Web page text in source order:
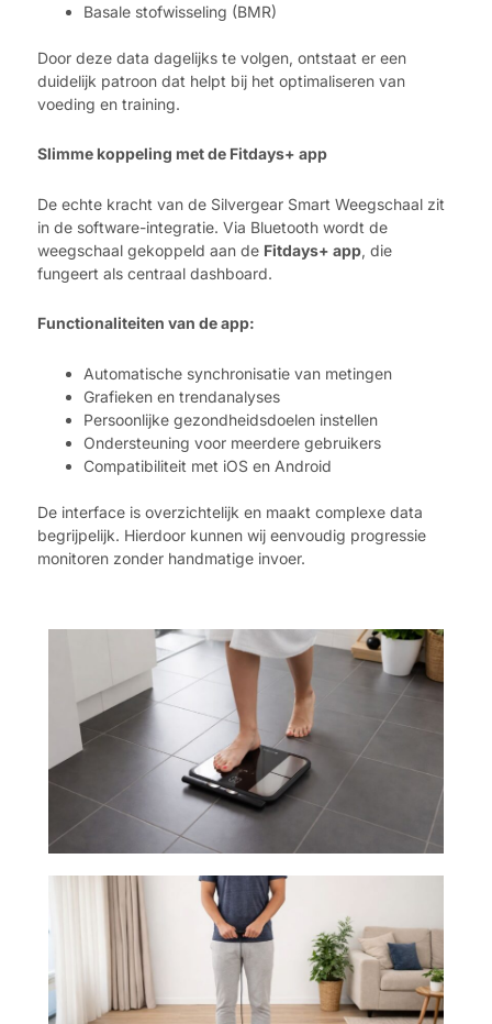
Basale stofwisseling (BMR)
Door deze data dagelijks te volgen, ontstaat er een
duidelijk patroon dat helpt bij het optimaliseren van
voeding en training.
Slimme koppeling met de Fitdays+ app
De echte kracht van de Silvergear Smart Weegschaal zit
in de software-integratie. Via Bluetooth wordt de
weegschaal gekoppeld aan de Fitdays+ app, die
fungeert als centraal dashboard.
Functionaliteiten van de app:
Automatische synchronisatie van metingen
Grafieken en trendanalyses
Persoonlijke gezondheidsdoelen instellen
Ondersteuning voor meerdere gebruikers
Compatibiliteit met iOS en Android
De interface is overzichtelijk en maakt complexe data
begrijpelijk. Hierdoor kunnen wij eenvoudig progressie
monitoren zonder handmatige invoer.